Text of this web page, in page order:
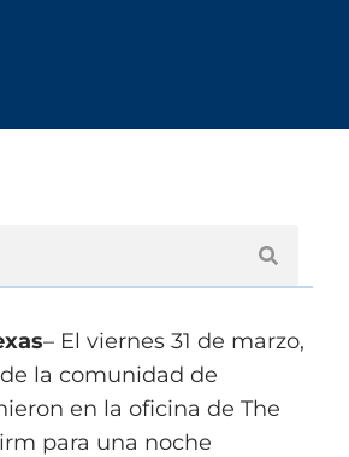
– El viernes 31 de marzo,
la comunidad de
en la oficina de The
para una noche